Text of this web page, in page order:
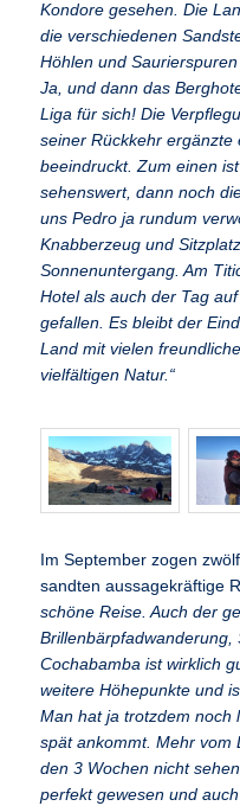
Kondore gesehen. Die
die verschiedenen
Höhlen und
Ja, und dann das
Liga für sich! Die
seiner Rückkehr ergänzte
beeindruckt. Zum einen
sehenswert, dann noch
uns Pedro ja rundum
Knabberzeug und
Sonnenuntergang. Am
Hotel als auch der Tag
gefallen. Es bleibt der
Land mit vielen
vielfältigen Natur.“
Im September zogen
sandten aussagekräftige
schöne Reise. Auch der
Brillenbärpfadwanderung,
Cochabamba ist wirklich
weitere Höhepunkte und
Man hat ja trotzdem noch
spät ankommt. Mehr vom
den 3 Wochen nicht
perfekt gewesen und